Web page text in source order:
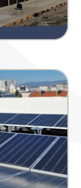
102